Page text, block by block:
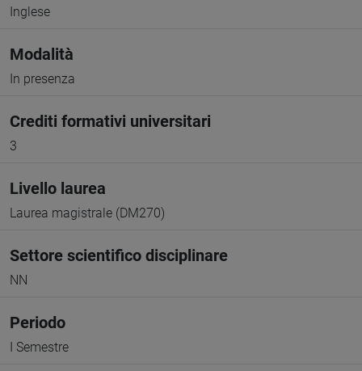
Inglese
Modalità
In presenza
Crediti formativi universitari
3
Livello laurea
Laurea magistrale (DM270)
Settore scientifico disciplinare
NN
Periodo
I Semestre